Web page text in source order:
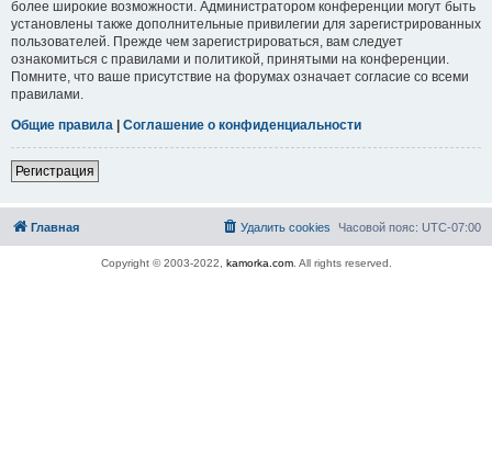
более широкие возможности. Администратором конференции могут быть
установлены также дополнительные привилегии для зарегистрированных
пользователей. Прежде чем зарегистрироваться, вам следует
ознакомиться с правилами и политикой, принятыми на конференции.
Помните, что ваше присутствие на форумах означает согласие со всеми
правилами.
Общие правила | Соглашение о конфиденциальности
Регистрация
Главная Часовой пояс: UTC-07:00
Удалить cookies
Copyright © 2003-2022, kamorka.com. All rights reserved.